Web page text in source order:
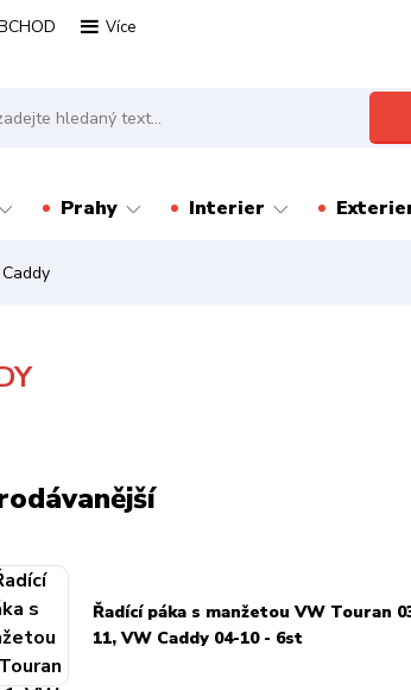
Více
Prahy Interier
Caddy
Řadící páka s manžetou VW Touran
11, VW Caddy 04-10 - 6st